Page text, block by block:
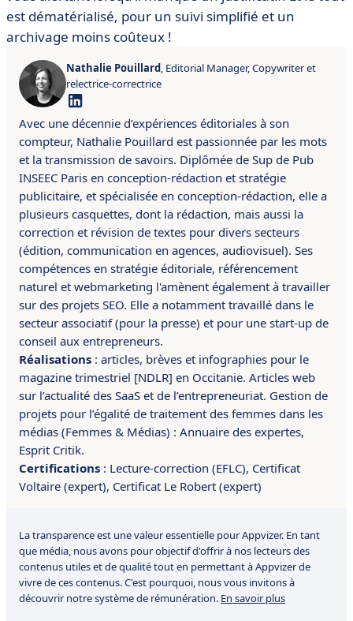
est dématérialisé, pour un suivi simplifié et un
archivage moins coûteux !
Nathalie Pouillard, Editorial Manager, Copywriter et
relectrice-correctrice
Avec une décennie d’expériences éditoriales à son
compteur, Nathalie Pouillard est passionnée par les mots
et la transmission de savoirs. Diplômée de Sup de Pub
INSEEC Paris en conception-rédaction et stratégie
publicitaire, et spécialisée en conception-rédaction, elle a
plusieurs casquettes, dont la rédaction, mais aussi la
correction et révision de textes pour divers secteurs
(édition, communication en agences, audiovisuel). Ses
compétences en stratégie éditoriale, référencement
naturel et webmarketing l'amènent également à travailler
sur des projets SEO. Elle a notamment travaillé dans le
secteur associatif (pour la presse) et pour une start-up de
conseil aux entrepreneurs.
Réalisations : articles, brèves et infographies pour le
magazine trimestriel [NDLR] en Occitanie. Articles web
sur l’actualité des SaaS et de l’entrepreneuriat. Gestion de
projets pour l’égalité de traitement des femmes dans les
médias (Femmes & Médias) : Annuaire des expertes,
Esprit Critik.
Certifications : Lecture-correction (EFLC), Certificat
Voltaire (expert), Certificat Le Robert (expert)
La transparence est une valeur essentielle pour Appvizer. En tant
que média, nous avons pour objectif d'offrir à nos lecteurs des
contenus utiles et de qualité tout en permettant à Appvizer de
vivre de ces contenus. C'est pourquoi, nous vous invitons à
découvrir notre système de rémunération. En savoir plus